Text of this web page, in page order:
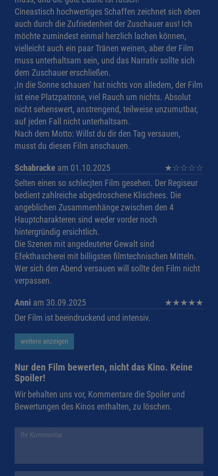
Cineastisch hochwertiges Schaffen zeichnet sich eben
auch durch die Zufriedenheit der Zuschauer aus! Ich
möchte zumindest einmal herzlich lachen können,
vielleicht auch ein paar Tränen weinen, aber der Film
muss unterhaltsam sein, und das Narrativ sollte sich
dem Zuschauer erschließen.
‚In die Sonne schauen‘ hat nichts von alledem, der Film
ist eine Platzpatrone, viel Rauch um nichts. Absolut
nicht sehenswert, anstrengend, teilweise unzumutbar,
auf jeden Fall nicht unterhaltsam.
Nach dem Motto: Willst du dir den Tag versauen,
musst du diesen Film anschauen.
Schabracke am 01.10.2025 ★☆☆☆☆
Selten einen so schlecjten Film gesehen. Der Regiseur
bedient zahlreiche abgedroschene Klischees. Die
angeblichen Zusammenhänge zwischen den 4
Hauptcharakteren sind weder vorder noch
hintergründig ersichtlich.
Die Szenen mit angedeuteter Gewalt sind
Efekthascherei mit billigsten filmtechnischen Mitteln.
Wer sich den Abend versauen will sollte den Film nicht
verpassen.
Anni am 30.09.2025 ★★★★★
Der Film ist beeindruckend und intensiv.
weitere anzeigen
Nur den Film bewerten, nicht das Kino. Keine
Spoiler!
Wir behalten uns vor, Kommentare die Spoiler und
Bewertungen des Kinos enthalten, zu löschen.